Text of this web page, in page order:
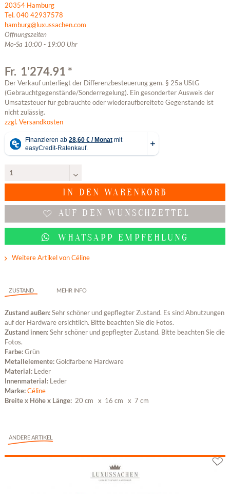
20354 Hamburg
Tel. 040 42937578
hamburg@luxussachen.com
Öffnungszeiten
Mo-Sa 10:00 - 19:00 Uhr
Fr. 1'274.91 *
Der Verkauf unterliegt der Differenzbesteuerung gem. § 25a UStG
(Gebrauchtgegenstände/Sonderregelung). Ein gesonderter Ausweis der
Umsatzsteuer für gebrauchte oder wiederaufbereitete Gegenstände ist
nicht zulässig.
zzgl. Versandkosten
IN DEN WARENKORB
AUF DEN WUNSCHZETTEL
WHATSAPP EMPFEHLUNG
Weitere Artikel von Céline
ZUSTAND MEHR INFO
Zustand außen:Sehr schöner und gepflegter Zustand. Es sind Abnutzungen
auf der Hardware ersichtlich. Bitte beachten Sie die Fotos.
Zustand innen:Sehr schöner und gepflegter Zustand. Bitte beachten Sie die
Fotos.
Farbe:Grün
Metallelemente:Goldfarbene Hardware
Material: Leder
Innenmaterial: Leder
Marke:Céline
Breite x Höhe x Länge: 20 cm x 16 cm x 7 cm
ANDERE ARTIKEL